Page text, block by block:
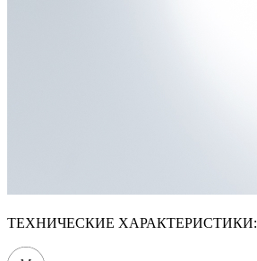
ТЕХНИЧЕСКИЕ ХАРАКТЕРИСТИКИ: